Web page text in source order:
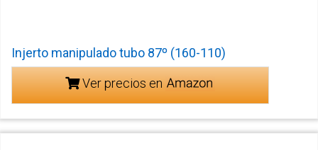
Injerto manipulado tubo 87º (160-110)
Ver precios en